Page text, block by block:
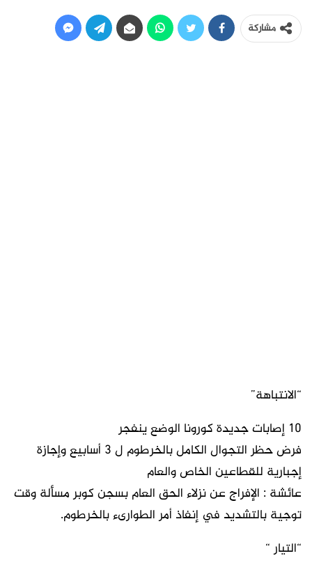
مشاركة
“الانتباهة”
10 إصابات جديدة كورونا الوضع ينفجر
فرض حظر التجوال الكامل بالخرطوم ل 3 أسابيع وإجازة
إجبارية للقطاعين الخاص والعام
عائشة : الإفراج عن نزلاء الحق العام بسجن كوبر مسألة وقت
توجية بالتشديد في إنفاذ أمر الطوارىء بالخرطوم.
“التيار “